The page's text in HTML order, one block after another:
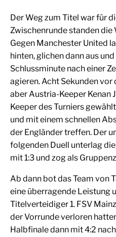
Der Weg zum Titel war für
Zwischenrunde standen die
Gegen Manchester United
hinten, glichen dann aus
Schlussminute nach einer
agieren. Acht Sekunden vor
aber Austria-Keeper Kenan
Keeper des Turniers
und mit einem schnellen
der Engländer treffen. Der
folgenden Duell unterlag
mit 1:3 und zog als
Ab dann bot das Team von
eine überragende Leistung
Titelverteidiger 1. FSV
der Vorrunde verloren
Halbfinale dann mit 4:2